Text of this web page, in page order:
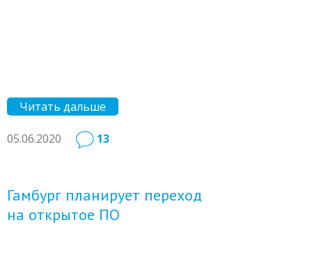
Читать дальше
05.06.2020 13
Гамбург планирует переход
на открытое ПО